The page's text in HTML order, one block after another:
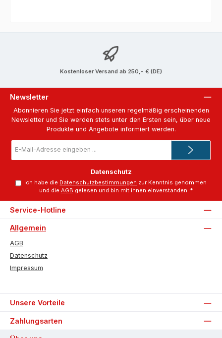
Kostenloser Versand ab 250,- € (DE)
Newsletter
Abonnieren Sie jetzt einfach unseren regelmäßig erscheinenden
Newsletter und Sie werden stets unter den Ersten sein, über neue
Produkte und Angebote informiert werden.
Mail-
Datenschutz
Ich habe die Datenschutzbestimmungen zur Kenntnis genommen
und die AGB gelesen und bin mit ihnen einverstanden. *
Service-Hotline
Allgemein
AGB
Datenschutz
Impressum
Unsere Vorteile
Zahlungsarten